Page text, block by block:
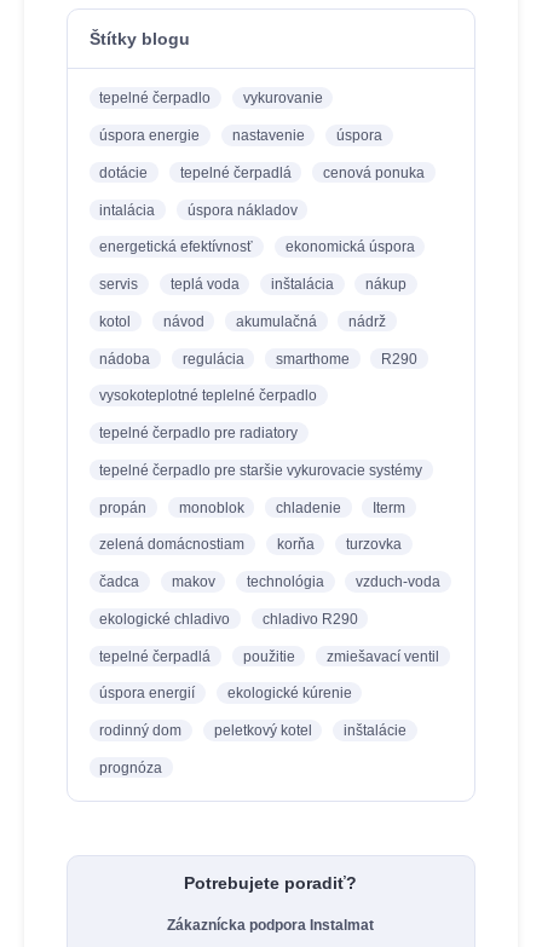
Štítky blogu
tepelné čerpadlo vykurovanie
úspora energie nastavenie úspora
dotácie tepelné čerpadlá cenová ponuka
intalácia úspora nákladov
energetická efektívnosť ekonomická úspora
servis teplá voda inštalácia nákup
kotol návod akumulačná nádrž
nádoba regulácia smarthome R290
vysokoteplotné teplelné čerpadlo
tepelné čerpadlo pre radiatory
tepelné čerpadlo pre staršie vykurovacie systémy
propán monoblok chladenie Iterm
zelená domácnostiam korňa turzovka
čadca makov technológia vzduch-voda
ekologické chladivo chladivo R290
tepelné čerpadlá použitie zmiešavací ventil
úspora energií ekologické kúrenie
rodinný dom peletkový kotel inštalácie
prognóza
Potrebujete poradiť?
Zákaznícka podpora Instalmat